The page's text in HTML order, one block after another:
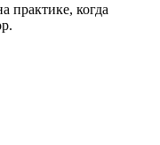
практике, когда